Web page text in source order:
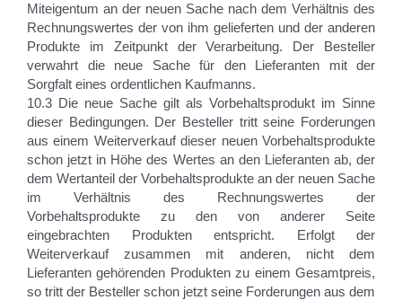
Miteigentum an der neuen Sache nach dem Verhältnis des
Rechnungswertes der von ihm gelieferten und der anderen
Produkte im Zeitpunkt der Verarbeitung. Der Besteller
verwahrt die neue Sache für den Lieferanten mit der
Sorgfalt eines ordentlichen Kaufmanns.
10.3 Die neue Sache gilt als Vorbehaltsprodukt im Sinne
dieser Bedingungen. Der Besteller tritt seine Forderungen
aus einem Weiterverkauf dieser neuen Vorbehaltsprodukte
schon jetzt in Höhe des Wertes an den Lieferanten ab, der
dem Wertanteil der Vorbehaltsprodukte an der neuen Sache
im Verhältnis des Rechnungswertes der
Vorbehaltsprodukte zu den von anderer Seite
eingebrachten Produkten entspricht. Erfolgt der
Weiterverkauf zusammen mit anderen, nicht dem
Lieferanten gehörenden Produkten zu einem Gesamtpreis,
so tritt der Besteller schon jetzt seine Forderungen aus dem